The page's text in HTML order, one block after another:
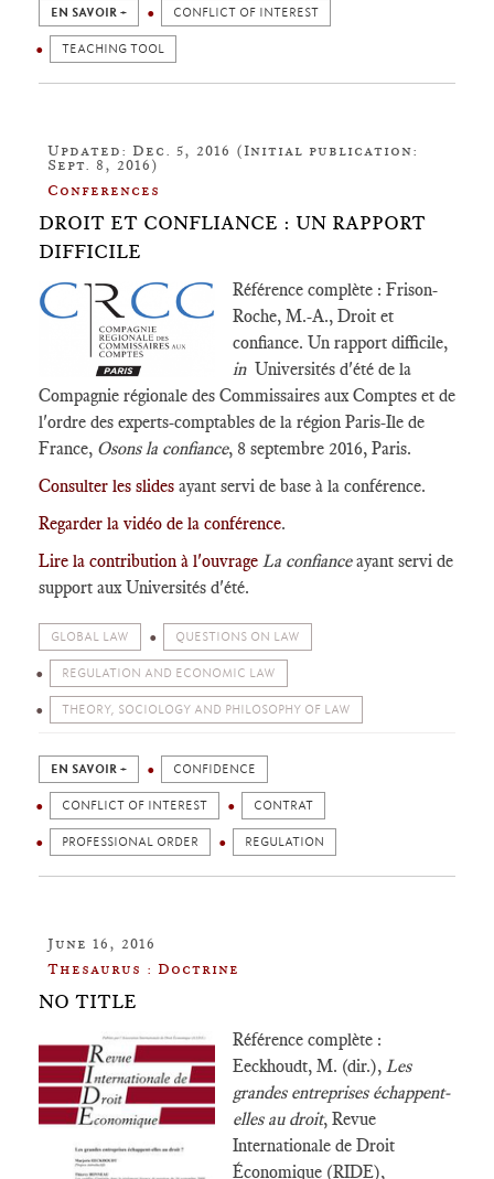
EN SAVOIR + CONFLICT OF INTEREST
TEACHING TOOL
Updated: Dec. 5, 2016 (Initial publication:
Sept. 8, 2016)
Conferences
DROIT ET CONFLIANCE : UN RAPPORT
DIFFICILE
Référence complète : Frison-
Roche, M.-A., Droit et
confiance. Un rapport difficile,
in Universités d'été de la
Compagnie régionale des Commissaires aux Comptes et de
l'ordre des experts-comptables de la région Paris-Ile de
France, Osons la confiance, 8 septembre 2016, Paris.
Consulter les slides ayant servi de base à la conférence.
Regarder la vidéo de la conférence.
Lire la contribution à l'ouvrage La confianceayant servi de
support aux Universités d'été.
GLOBAL LAW QUESTIONS ON LAW
REGULATION AND ECONOMIC LAW
THEORY, SOCIOLOGY AND PHILOSOPHY OF LAW
EN SAVOIR + CONFIDENCE
CONFLICT OF INTEREST CONTRAT
PROFESSIONAL ORDER REGULATION
June 16, 2016
Thesaurus : Doctrine
NO TITLE
Référence complète :
Eeckhoudt, M. (dir.), Les
grandes entreprises échappent-
elles au droit, Revue
Internationale de Droit
Économique (RIDE),